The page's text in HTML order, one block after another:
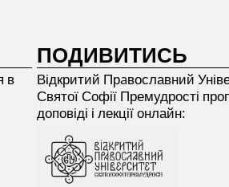
в
ПОДИВИТИСЬ
Відкритий Прaвославний
Святої Софії Премудрості
доповіді і лекції онлайн: